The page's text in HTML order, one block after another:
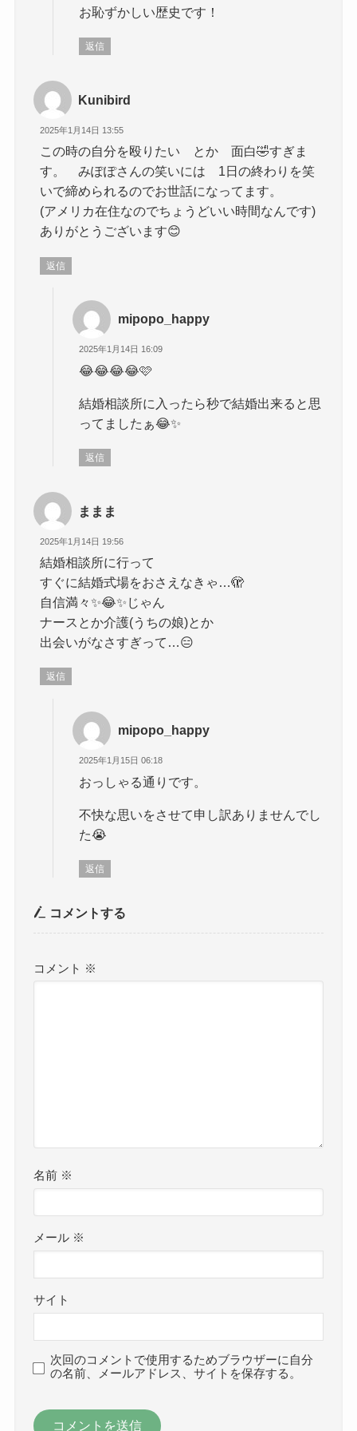
お恥ずかしい歴史です！
返信
Kunibird
2025年1月14日 13:55
この時の自分を殴りたい とか 面白🤣すぎま
す。 みぽぽさんの笑いには 1日の終わりを笑
いで締められるのでお世話になってます。
(アメリカ在住なのでちょうどいい時間なんです)
ありがとうございます😊
返信
mipopo_happy
2025年1月14日 16:09
😂😂😂😂🩷
結婚相談所に入ったら秒で結婚出来ると思
ってましたぁ😂✨
返信
ままま
2025年1月14日 19:56
結婚相談所に行って
すぐに結婚式場をおさえなきゃ…🫣
自信満々✨😂✨じゃん
ナースとか介護(うちの娘)とか
出会いがなさすぎって…😑
返信
mipopo_happy
2025年1月15日 06:18
おっしゃる通りです。
不快な思いをさせて申し訳ありませんでし
た😭
返信
コメントする
コメント ※
名前 ※
メール ※
サイト
次回のコメントで使用するためブラウザーに自分
の名前、メールアドレス、サイトを保存する。